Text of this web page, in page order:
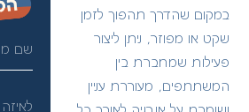
במקום שהדרך תהפוך לזמן
שקט או מפוזר, ניתן ליצור
פעילות שמחברת בין
המשתתפים, מעוררת עניין